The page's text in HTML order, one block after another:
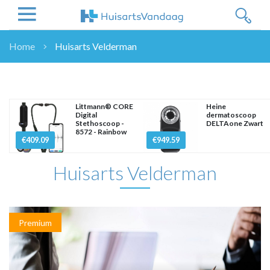
OVERHEID
WETENSCHAP
ZORGVERZEKERAARS
NASCHOLINGEN
ENQUÊTES
NHG
LHV
OPINIE
Home Huisarts Velderman
€409.09
Littmann® CORE
Digital
Stethoscoop -
8572 - Rainbow
€949.59
Heine
dermatoscoop
DELTAone Zwart
Huisarts Velderman
Premium